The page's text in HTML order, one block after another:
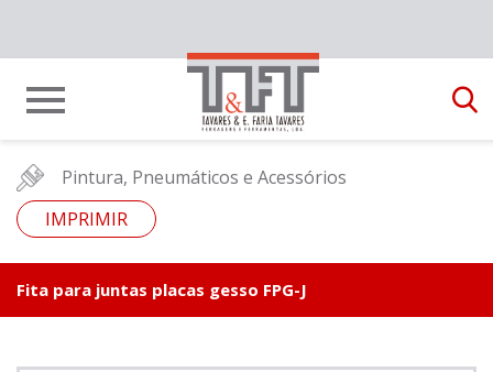
Pintura, Pneumáticos e Acessórios
IMPRIMIR
Fita para juntas placas gesso FPG-J